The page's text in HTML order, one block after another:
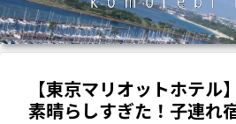
【東京マリオットホテル
素晴らしすぎた！子連れ